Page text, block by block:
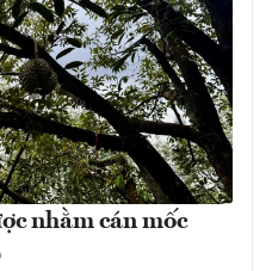
nhằm cán mốc